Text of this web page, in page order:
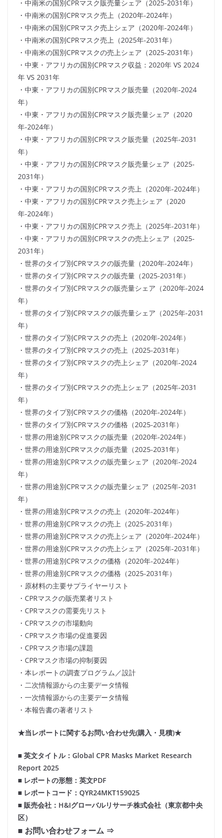
・中南米の国別CPRマスク販売量シェア（2025-2031年）
・中南米の国別CPRマスク売上（2020年-2024年）
・中南米の国別CPRマスク売上シェア（2020年-2024年）
・中南米の国別CPRマスク売上（2025年-2031年）
・中南米の国別CPRマスクの売上シェア（2025-2031年）
・中東・アフリカの国別CPRマスク収益：2020年 VS 2024
年 VS 2031年
・中東・アフリカの国別CPRマスク販売量（2020年-2024
年）
・中東・アフリカの国別CPRマスク販売量シェア（2020
年-2024年）
・中東・アフリカの国別CPRマスク販売量（2025年-2031
年）
・中東・アフリカの国別CPRマスク販売量シェア（2025-
2031年）
・中東・アフリカの国別CPRマスク売上（2020年-2024年）
・中東・アフリカの国別CPRマスク売上シェア（2020
年-2024年）
・中東・アフリカの国別CPRマスク売上（2025年-2031年）
・中東・アフリカの国別CPRマスクの売上シェア（2025-
2031年）
・世界のタイプ別CPRマスクの販売量（2020年-2024年）
・世界のタイプ別CPRマスクの販売量（2025-2031年）
・世界のタイプ別CPRマスクの販売量シェア（2020年-2024
年）
・世界のタイプ別CPRマスクの販売量シェア（2025年-2031
年）
・世界のタイプ別CPRマスクの売上（2020年-2024年）
・世界のタイプ別CPRマスクの売上（2025-2031年）
・世界のタイプ別CPRマスクの売上シェア（2020年-2024
年）
・世界のタイプ別CPRマスクの売上シェア（2025年-2031
年）
・世界のタイプ別CPRマスクの価格（2020年-2024年）
・世界のタイプ別CPRマスクの価格（2025-2031年）
・世界の用途別CPRマスクの販売量（2020年-2024年）
・世界の用途別CPRマスクの販売量（2025-2031年）
・世界の用途別CPRマスクの販売量シェア（2020年-2024
年）
・世界の用途別CPRマスクの販売量シェア（2025年-2031
年）
・世界の用途別CPRマスクの売上（2020年-2024年）
・世界の用途別CPRマスクの売上（2025-2031年）
・世界の用途別CPRマスクの売上シェア（2020年-2024年）
・世界の用途別CPRマスクの売上シェア（2025年-2031年）
・世界の用途別CPRマスクの価格（2020年-2024年）
・世界の用途別CPRマスクの価格（2025-2031年）
・原材料の主要サプライヤーリスト
・CPRマスクの販売業者リスト
・CPRマスクの需要先リスト
・CPRマスクの市場動向
・CPRマスク市場の促進要因
・CPRマスク市場の課題
・CPRマスク市場の抑制要因
・本レポートの調査プログラム／設計
・二次情報源からの主要データ情報
・一次情報源からの主要データ情報
・本報告書の著者リスト
★当レポートに関するお問い合わせ先(購入・見積)★
■ 英文タイトル：Global CPR Masks Market Research
Report 2025
■ レポートの形態：英文PDF
■ レポートコード：QYR24MKT159025
■ 販売会社：H&Iグローバルリサーチ株式会社（東京都中央
区）
■ お問い合わせフォーム ⇒